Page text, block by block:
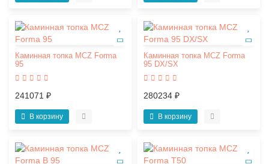
Каминная топка MCZ Forma
95
241071 ₽
В корзину
Каминная топка MCZ Forma
95 DX/SX
280234 ₽
В корзину